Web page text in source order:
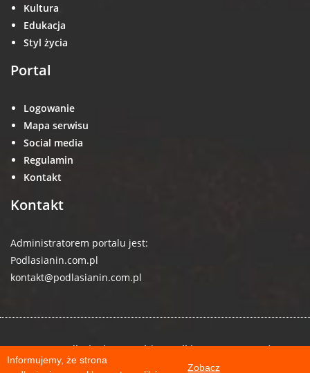
Informujemy, że strona
Zobacz
Kultura
Edukacja
Styl życia
Portal
Logowanie
Mapa serwisu
Social media
Regulamin
Kontakt
Kontakt
Administratorem portalu jest:
Podlasianin.com.pl
kontakt@podlasianin.com.pl
© 2026 podlasianin.com.pl | Wszelkie prawa zastrzeżone